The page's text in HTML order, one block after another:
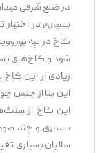
در ضلع شرقی
بسیاری در اختیار
کاخ در تپه
شود و کاخ‌های
زیادی از این
این بنا از جنس
این کاخ از
بسیاری و چند
سالیان بسیاری